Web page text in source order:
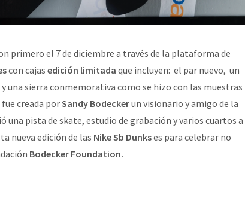
primero el 7 de diciembre a través de la plataforma de
con cajas edición limitada que incluyen: el par nuevo, un
una sierra conmemorativa como se hizo con las muestras
fue creada porSandy Bodeckerun visionario y amigo de la
una pista de skate, estudio de grabación y varios cuartos a
nueva edición de las Nike Sb Dunkses para celebrar no
Bodecker Foundation.